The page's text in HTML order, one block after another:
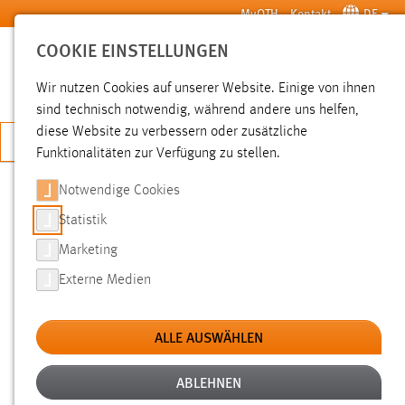
Zum Hauptinhalt springen MyOTH Kontakt DE
SUCHE
JETZT BEWERBEN
SUCHE
FILTER
Typ
Erstellungsdatum
COOKIE EINSTELLUNGEN
Wir nutzen Cookies auf unserer Website. Einige von ihnen
sind technisch notwendig, während andere uns helfen,
diese Website zu verbessern oder zusätzliche
Funktionalitäten zur Verfügung zu stellen.
Notwendige Cookies
Statistik
Marketing
Externe Medien
ALLE AUSWÄHLEN
ABLEHNEN